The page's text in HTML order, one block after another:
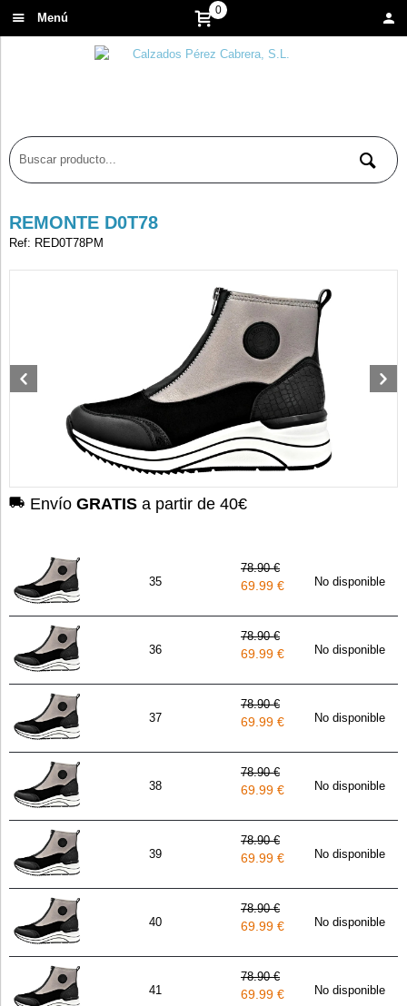
0
REMONTE D0T78
Ref: RED0T78PM
Envío GRATIS a partir de 40€
35
78.90 €
69.99 € No disponible
36
78.90 €
69.99 € No disponible
37
78.90 €
69.99 € No disponible
38
78.90 €
69.99 € No disponible
39
78.90 €
69.99 € No disponible
40
78.90 €
69.99 € No disponible
41
78.90 €
69.99 € No disponible
Menú